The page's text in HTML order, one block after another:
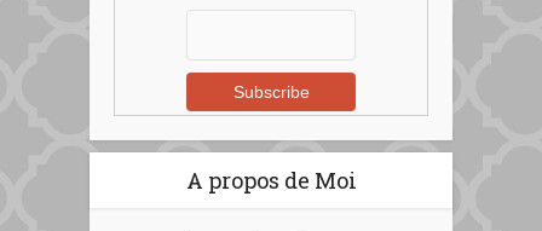
A propos de Moi